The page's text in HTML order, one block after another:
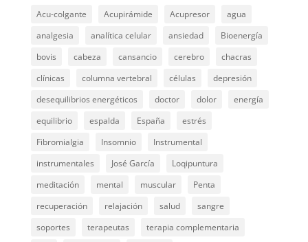
Acu-colgante Acupirámide Acupresor
agua
analgesia
analítica celular ansiedad
Bioenergía
bovis
cabeza cansancio cerebro
chacras
clínicas
columna vertebral células
depresión
desequilibrios energéticos
doctor dolor
energía
equilibrio
espalda España
estrés
Fibromialgia
Insomnio
Instrumental
instrumentales
José García
Loqipuntura
meditación
mental muscular
Penta
recuperación
relajación salud
sangre
soportes
terapeutas
terapia complementaria